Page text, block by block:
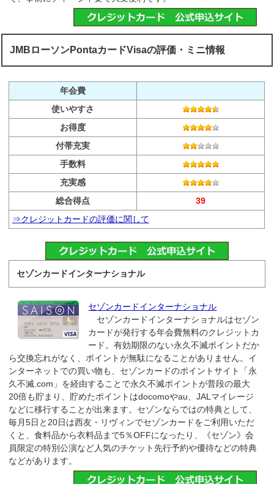
JMBローソンPontaカードVisaの評価・ミニ情報
年会費
使いやすさ
お得度
付帯充実
手数料
充実感
総合得点
39
⇒クレジットカードの評価に関して
セゾンカードインターナショナル
セゾンカードインターナショナル
セゾンカードインターナショナルはセゾン
カードが発行する年会費無料のクレジットカ
ード。有効期限のない永久不滅ポイントだか
ら交換忘れがなく、ポイントが無駄になることがありません。イ
ンターネットでの買い物も、セゾンカードのポイントサイト「永
久不滅.com」を経由することで永久不滅ポイントが普段の最大
20倍も貯まり、貯めたポイントはdocomoやau、JALマイレージ
などに移行することが出来ます。セゾンならではの特典として、
毎月5日と20日は西友・リヴィンでセゾンカードをご利用いただ
くと、食料品から衣料品まで5％OFFになったり、《セゾン》会
員限定の特別公演など人気のチケット先行予約や優待などの特典
などがあります。